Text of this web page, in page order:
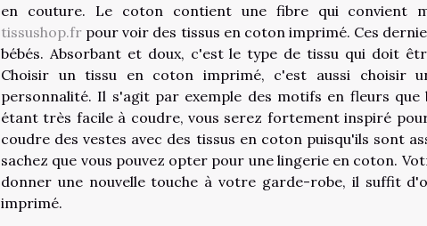
en couture. Le coton contient une fibre qui convient
tissushop.fr pour voir des tissus en coton imprimé. Ces
bébés. Absorbant et doux, c'est le type de tissu qui doit
Choisir un tissu en coton imprimé, c'est aussi choisir
personnalité. Il s'agit par exemple des motifs en fleurs que
étant très facile à coudre, vous serez fortement inspiré
coudre des vestes avec des tissus en coton puisqu'ils sont
sachez que vous pouvez opter pour une lingerie en coton.
donner une nouvelle touche à votre garde-robe, il suffit
imprimé.